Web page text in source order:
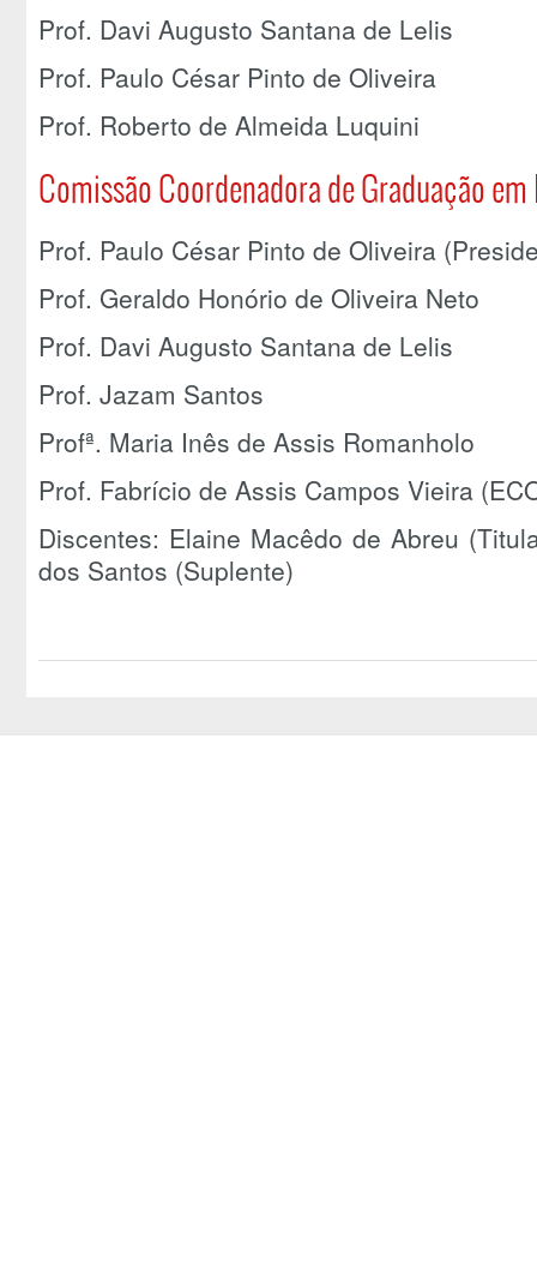
Prof. Davi Augusto Santana de Lelis
Prof. Paulo César Pinto de Oliveira
Prof. Roberto de Almeida Luquini
Comissão Coordenadora de Graduação
Prof. Paulo César Pinto de Oliveira
Prof. Geraldo Honório de Oliveira Neto
Prof. Davi Augusto Santana de Lelis
Prof. Jazam Santos
Profª. Maria Inês de Assis Romanholo
Prof. Fabrício de Assis Campos Vieira
Discentes: Elaine Macêdo de Abreu
dos Santos (Suplente)